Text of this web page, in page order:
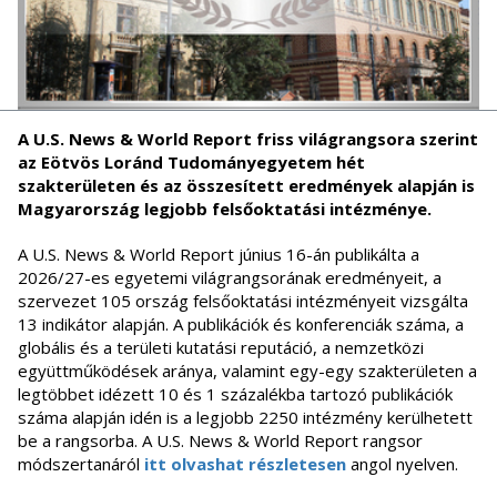
A U.S. News & World Report friss világrangsora szerint
az Eötvös Loránd Tudományegyetem hét
szakterületen és az összesített eredmények alapján is
Magyarország legjobb felsőoktatási intézménye.
A U.S. News & World Report június 16-án publikálta a
2026/27-es egyetemi világrangsorának eredményeit, a
szervezet 105 ország felsőoktatási intézményeit vizsgálta
13 indikátor alapján. A publikációk és konferenciák száma, a
globális és a területi kutatási reputáció, a nemzetközi
együttműködések aránya, valamint egy-egy szakterületen a
legtöbbet idézett 10 és 1 százalékba tartozó publikációk
száma alapján idén is a legjobb 2250 intézmény kerülhetett
be a rangsorba. A U.S. News & World Report rangsor
módszertanáról itt olvashat részletesen angol nyelven.